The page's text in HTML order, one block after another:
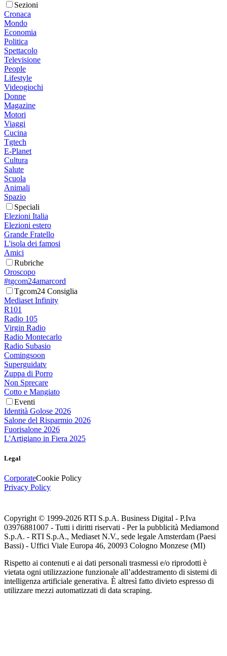
Sezioni
Cronaca
Mondo
Economia
Politica
Spettacolo
Televisione
People
Lifestyle
Videogiochi
Donne
Magazine
Motori
Viaggi
Cucina
Tgtech
E-Planet
Cultura
Salute
Scuola
Animali
Spazio
Speciali
Elezioni Italia
Elezioni estero
Grande Fratello
L'isola dei famosi
Amici
Rubriche
Oroscopo
#tgcom24amarcord
Tgcom24 Consiglia
Mediaset Infinity
R101
Radio 105
Virgin Radio
Radio Montecarlo
Radio Subasio
Comingsoon
Superguidatv
Zuppa di Porro
Non Sprecare
Cotto e Mangiato
Eventi
Identità Golose 2026
Salone del Risparmio 2026
Fuorisalone 2026
L'Artigiano in Fiera 2025
Legal
CorporateCookie Policy
Privacy Policy
Copyright © 1999-2026 RTI S.p.A. Business Digital - P.Iva
03976881007 - Tutti i diritti riservati - Per la pubblicità Mediamond
S.p.A. - RTI S.p.A., Mediaset N.V., sede legale Amsterdam (Paesi
Bassi) - Uffici Viale Europa 46, 20093 Cologno Monzese (MI)
Rispetto ai contenuti e ai dati personali trasmessi e/o riprodotti è
vietata ogni utilizzazione funzionale all’addestramento di sistemi di
intelligenza artificiale generativa. È altresì fatto divieto espresso di
utilizzare mezzi automatizzati di data scraping.